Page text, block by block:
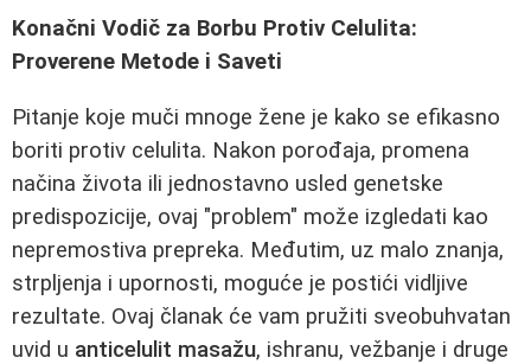
Konačni Vodič za Borbu Protiv Celulita:
Proverene Metode i Saveti
Pitanje koje muči mnoge žene je kako se efikasno
boriti protiv celulita. Nakon porođaja, promena
načina života ili jednostavno usled genetske
predispozicije, ovaj "problem" može izgledati kao
nepremostiva prepreka. Međutim, uz malo znanja,
strpljenja i upornosti, moguće je postići vidljive
rezultate. Ovaj članak će vam pružiti sveobuhvatan
uvid u anticelulit masažu, ishranu, vežbanje i druge